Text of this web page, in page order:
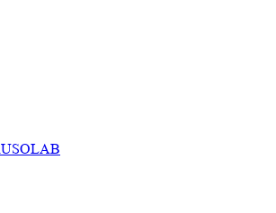
USOLAB